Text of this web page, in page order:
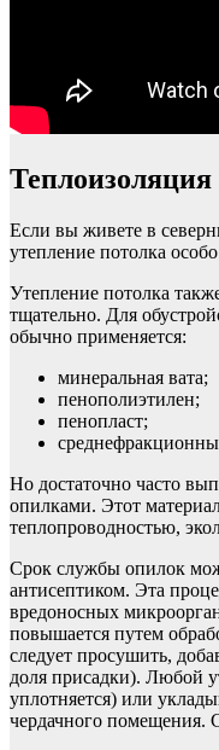
Теплоизоляция
Если вы живете в
утепление потолка
Утепление потолка
тщательно. Для
обычно применяется:
минеральная вата;
пенополиэтилен;
пенопласт;
Но достаточно часто
опилками. Этот
теплопроводностью,
Срок службы опилок
антисептиком. Эта
вредоносных
повышается путем
следует просушить,
доля присадки). Любой
уплотняется) или
чердачного помещения.